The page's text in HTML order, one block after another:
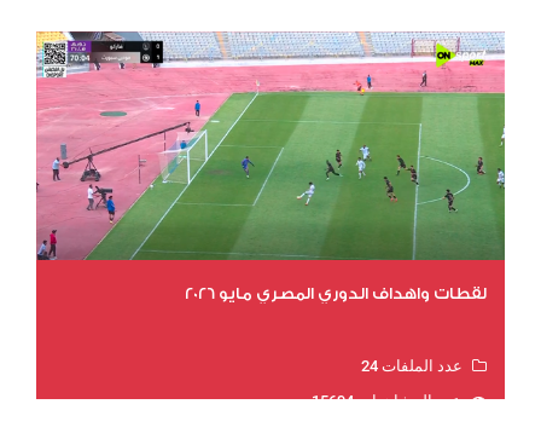
لقطات واهداف الدوري المصري مايو 2026
عدد الملفات 24
عدد المشاهدات 15694